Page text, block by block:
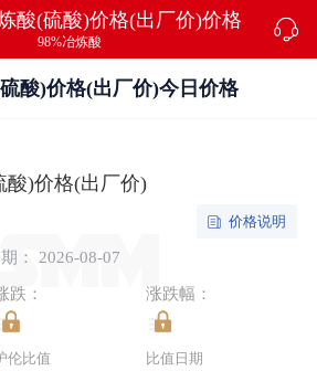
酸(硫酸)价格(出厂价)价格
98%冶炼酸
酸)价格(出厂价)今日价格
酸)价格(出厂价)
： 2026-08-07
价格说明
跌： 涨跌幅：
伦比值 比值日期